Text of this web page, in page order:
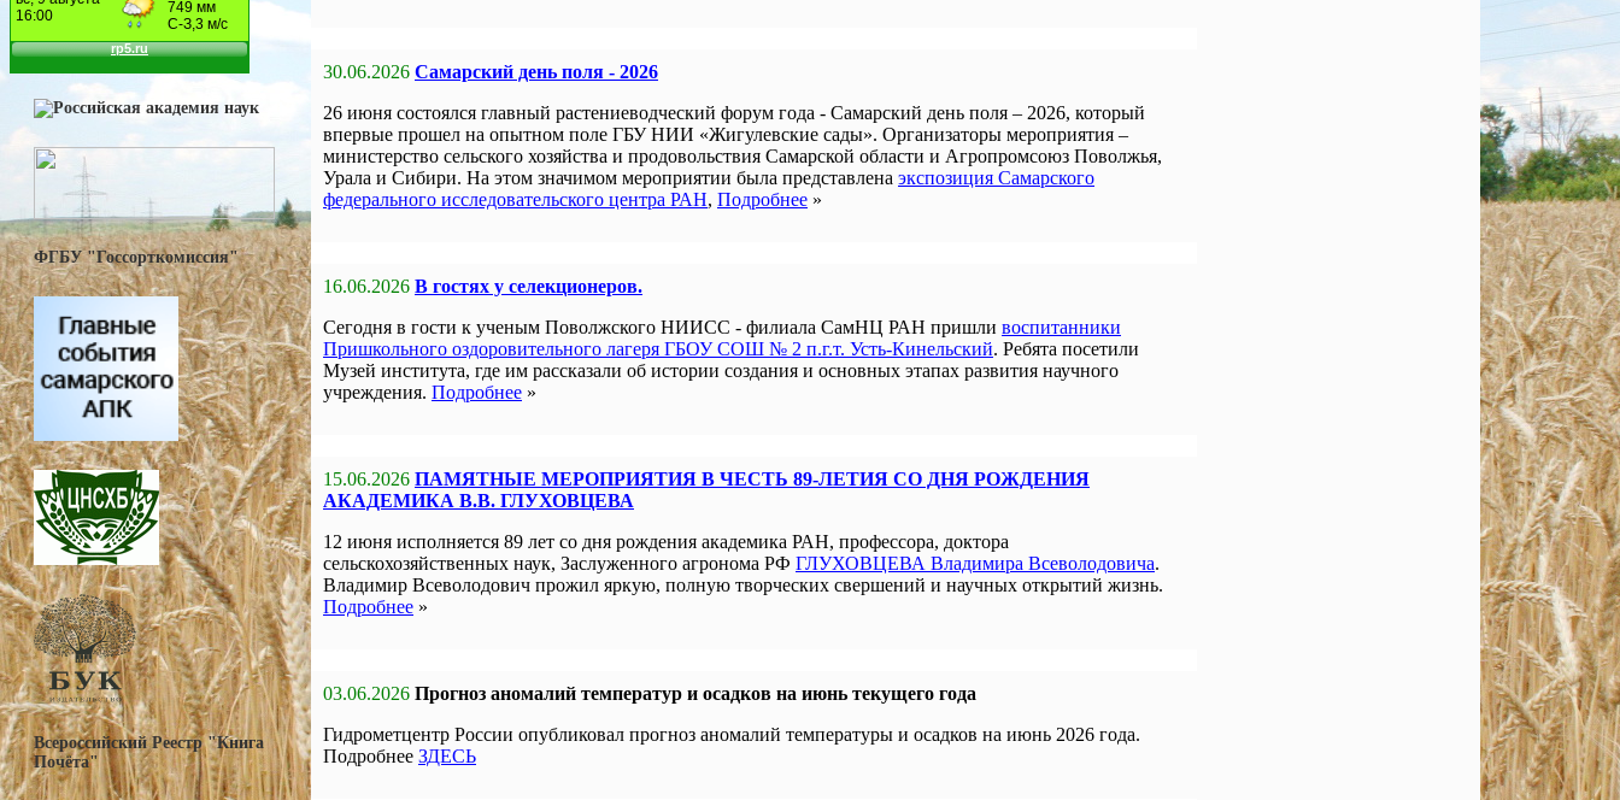
ФГБУ "Госсорткомиссия"
Всероссийский Реестр "Книга
Почёта"
30.06.2026 Самарский день поля - 2026
26 июня состоялся главный растениеводческий форум года - Самарский день поля – 2026, который
впервые прошел на опытном поле ГБУ НИИ «Жигулевские сады». Организаторы мероприятия –
министерство сельского хозяйства и продовольствия Самарской области и Агропромсоюз Поволжья,
Урала и Сибири. На этом значимом мероприятии была представлена экспозиция Самарского
федерального исследовательского центра РАН, Подробнее »
16.06.2026 В гостях у селекционеров.
Сегодня в гости к ученым Поволжского НИИСС - филиала СамНЦ РАН пришли воспитанники
Пришкольного оздоровительного лагеря ГБОУ СОШ № 2 п.г.т. Усть-Кинельский. Ребята посетили
Музей института, где им рассказали об истории создания и основных этапах развития научного
учреждения. Подробнее »
15.06.2026 ПАМЯТНЫЕ МЕРОПРИЯТИЯ В ЧЕСТЬ 89-ЛЕТИЯ СО ДНЯ РОЖДЕНИЯ
АКАДЕМИКА В.В. ГЛУХОВЦЕВА
12 июня исполняется 89 лет со дня рождения академика РАН, профессора, доктора
сельскохозяйственных наук, Заслуженного агронома РФ ГЛУХОВЦЕВА Владимира Всеволодовича.
Владимир Всеволодович прожил яркую, полную творческих свершений и научных открытий жизнь.
Подробнее »
03.06.2026 Прогноз аномалий температур и осадков на июнь текущего года
Гидрометцентр России опубликовал прогноз аномалий температуры и осадков на июнь 2026 года.
Подробнее ЗДЕСЬ